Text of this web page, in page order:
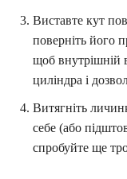
Виставте кут
поверніть його
щоб внутрішній
циліндра і
Витягніть
себе (або
спробуйте ще